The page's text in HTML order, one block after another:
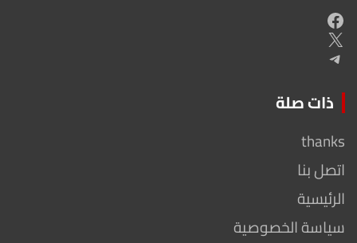
Facebook
X
Telegram
ذات صلة
thanks
اتصل بنا
الرئيسية
سياسة الخصوصية